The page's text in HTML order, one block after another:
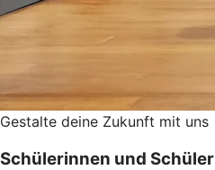
Gestalte deine Zukunft mit uns
Schülerinnen und Schüler